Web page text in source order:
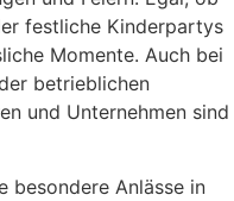
festliche Kinderpartys
Momente. Auch bei
betrieblichen
und Unternehmen sind
besondere Anlässe in